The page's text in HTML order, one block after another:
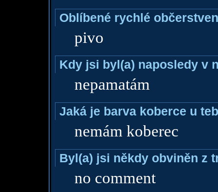
Oblíbené rychlé
pivo
Kdy jsi byl(a) naposledy v
nepamatám
Jaká je barva koberce u
nemám koberec
Byl(a) jsi někdy obviněn z
no comment